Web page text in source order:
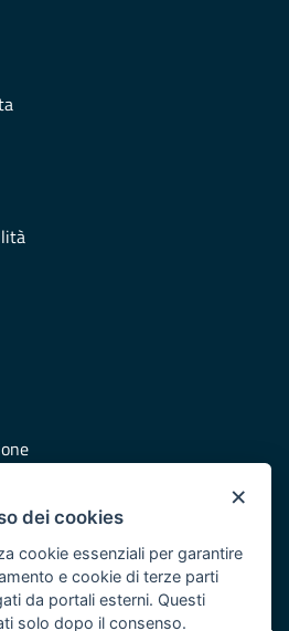
Puglia
del POR Puglia 2014/2020 -
×
dei cookies
cookie essenziali per garantire
e cookie di terze parti
da portali esterni. Questi
solo dopo il consenso.